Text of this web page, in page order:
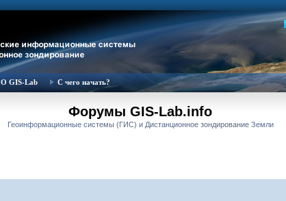
О GIS-Lab С чего начать?
Форумы GIS-Lab.info
Геоинформационные системы (ГИС) и Дистанционное зондирование Земли